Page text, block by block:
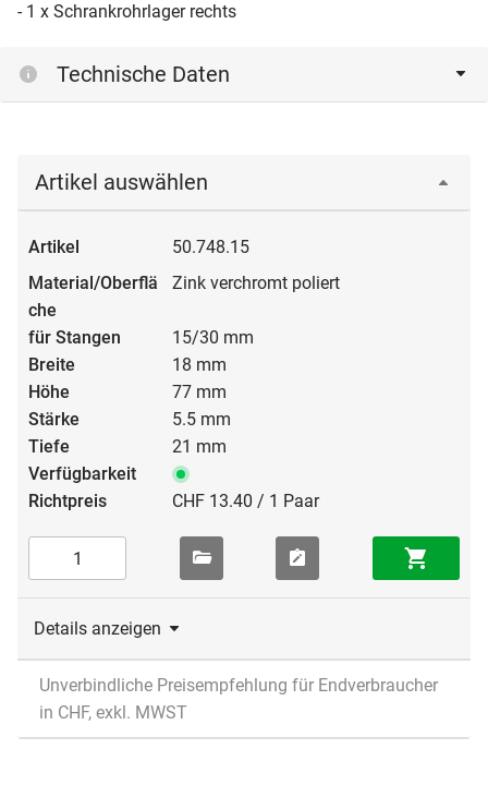
- 1 x Schrankrohrlager rechts
Technische Daten
Artikel auswählen
50.748.15
Zink verchromt poliert
15/30 mm
18 mm
77 mm
5.5 mm
21 mm
CHF 13.40 / 1 Paar
Details anzeigen
Unverbindliche Preisempfehlung für Endverbraucher
in CHF, exkl. MWST